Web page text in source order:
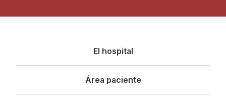
principal
El hospital
Área paciente